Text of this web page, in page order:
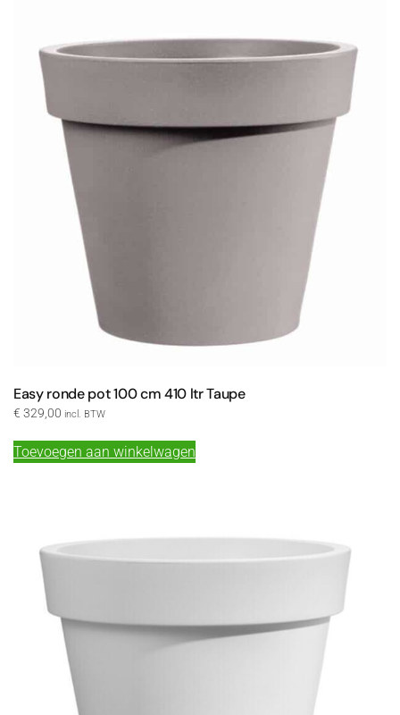
Easy ronde pot 100 cm 410 ltr Taupe
€ 329,00 incl. BTW
Toevoegen aan winkelwagen